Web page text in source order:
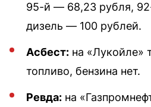
95-й — 68,23 рубля,
дизель — 100 рублей.
Асбест: на «Лукойле»
топливо, бензина нет.
Ревда: на